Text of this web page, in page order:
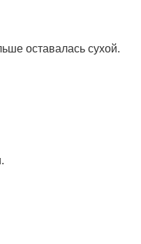
оставалась сухой.